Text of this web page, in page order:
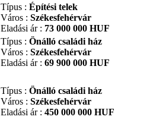
Típus : Építési telek
Város : Székesfehérvár
Eladási ár : 73 000 000 HUF
Típus : Önálló családi ház
Város : Székesfehérvár
Eladási ár : 69 900 000 HUF
Típus : Önálló családi ház
Város : Székesfehérvár
Eladási ár : 450 000 000 HUF